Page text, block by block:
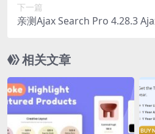
下一篇
亲测Ajax Search Pro 4.28.3
相关文章